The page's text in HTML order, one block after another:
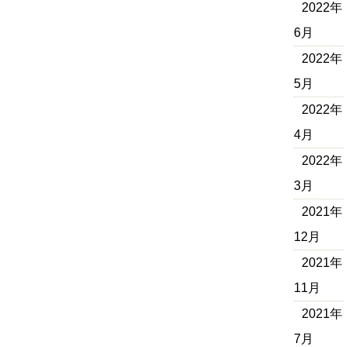
2022年
6月
2022年
5月
2022年
4月
2022年
3月
2021年
12月
2021年
11月
2021年
7月